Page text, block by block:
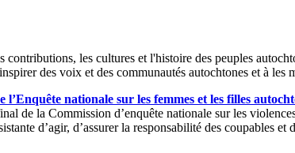
les cultures et l'histoire des peuples
des voix et des communautés autochtones et à les
nationale sur les femmes et les filles
de la Commission d’enquête nationale sur les
d’agir, d’assurer la responsabilité des coupables